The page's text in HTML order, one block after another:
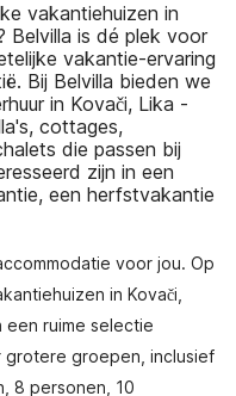
vakantiehuizen in
Belvilla is dé plek voor
vakantie-ervaring
Bij Belvilla bieden we
in Kovači, Lika -
cottages,
die passen bij
zijn in een
een herfstvakantie
voor jou. Op
in Kovači,
een ruime selectie
grotere groepen, inclusief
8 personen, 10